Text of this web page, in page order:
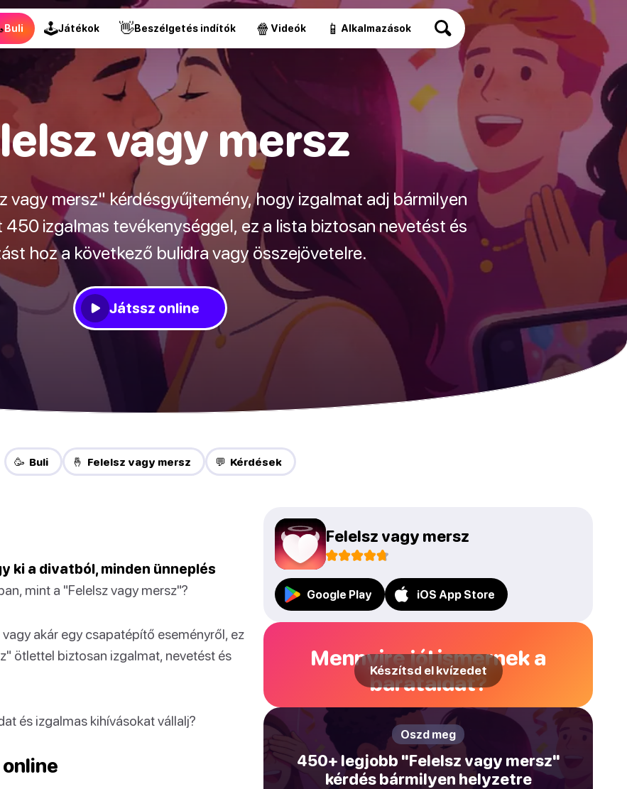
Buli 🕹Játékok 👋Beszélgetés indítók 🍿 Videók 📱 Alkalmazások
vagy mersz
vagy mersz" kérdésgyűjtemény, hogy izgalmat adj bármilyen
izgalmas tevékenységgel, ez a lista biztosan nevetést és
hoz a következő bulidra vagy összejövetelre.
Játssz online
🥳 Buli 🤞 Felelsz vagy mersz 💬 Kérdések
ki a divatból, minden ünneplés
mint a "Felelsz vagy mersz"?
akár egy csapatépítő eseményről, ez
ötlettel biztosan izgalmat, nevetést és
és izgalmas kihívásokat vállalj?
Felelsz vagy mersz
Google Play iOS App Store
Mennyire jól ismernek a
barátaidat?
Készítsd el kvízedet
Oszd meg
450+ legjobb "Felelsz vagy mersz"
kérdés bármilyen helyzetre